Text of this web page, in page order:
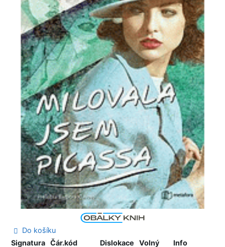
Do košíku
Signatura
Čár.kód Dislokace
Volný
Info